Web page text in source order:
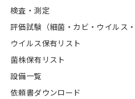
検査・測定
評価試験（細菌・カビ・ウイルス
ウイルス保有リスト
菌株保有リスト
設備一覧
依頼書ダウンロード